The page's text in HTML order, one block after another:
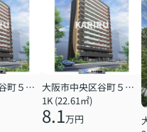
大阪市中央区谷町５丁目
大阪市中央区谷町５丁目
1K (22.61㎡)
8.1万円